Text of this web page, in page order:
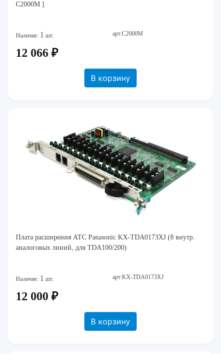
С2000М ]
Наличие: 1 шт. арт:С2000М
12 066 ₽
В корзину
Плата расширения АТС Panasonic KX-TDA0173XJ (8 внутр.
аналоговых линий, для TDA100/200)
Наличие: 1 шт. арт:KX-TDA0173XJ
12 000 ₽
В корзину